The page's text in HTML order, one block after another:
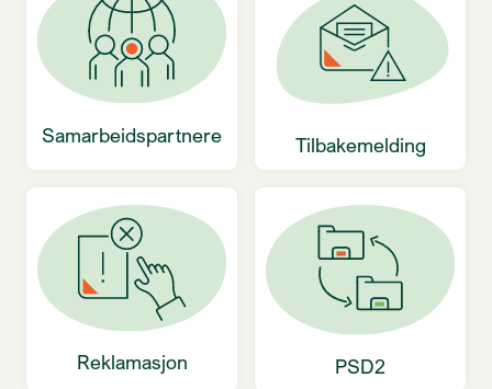
Samarbeidspartnere Tilbakemelding
Reklamasjon PSD2